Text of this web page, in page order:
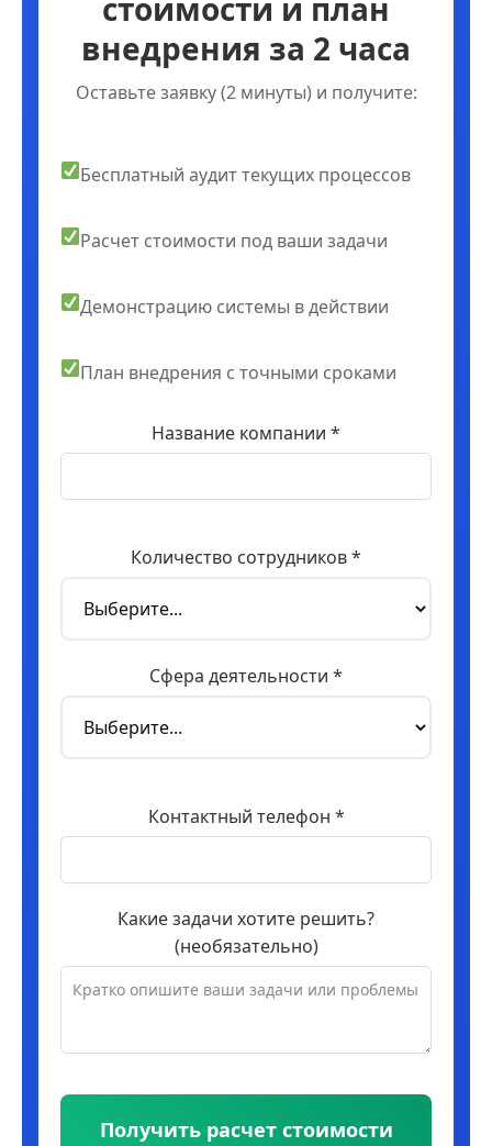
стоимости и план
внедрения за 2 часа
Оставьте заявку (2 минуты) и получите:
Бесплатный аудит текущих процессов
Расчет стоимости под ваши задачи
Демонстрацию системы в действии
План внедрения с точными сроками
Название компании *
Количество сотрудников *
Сфера деятельности *
Контактный телефон *
Какие задачи хотите решить?
(необязательно)
Получить расчет стоимости